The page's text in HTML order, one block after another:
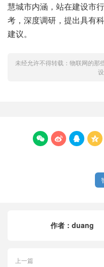
慧城市内涵，站在建设市
考，深度调研，提出具有
建议。
未经允许不得转载： 物联网的那
   
作者： duang
上一篇